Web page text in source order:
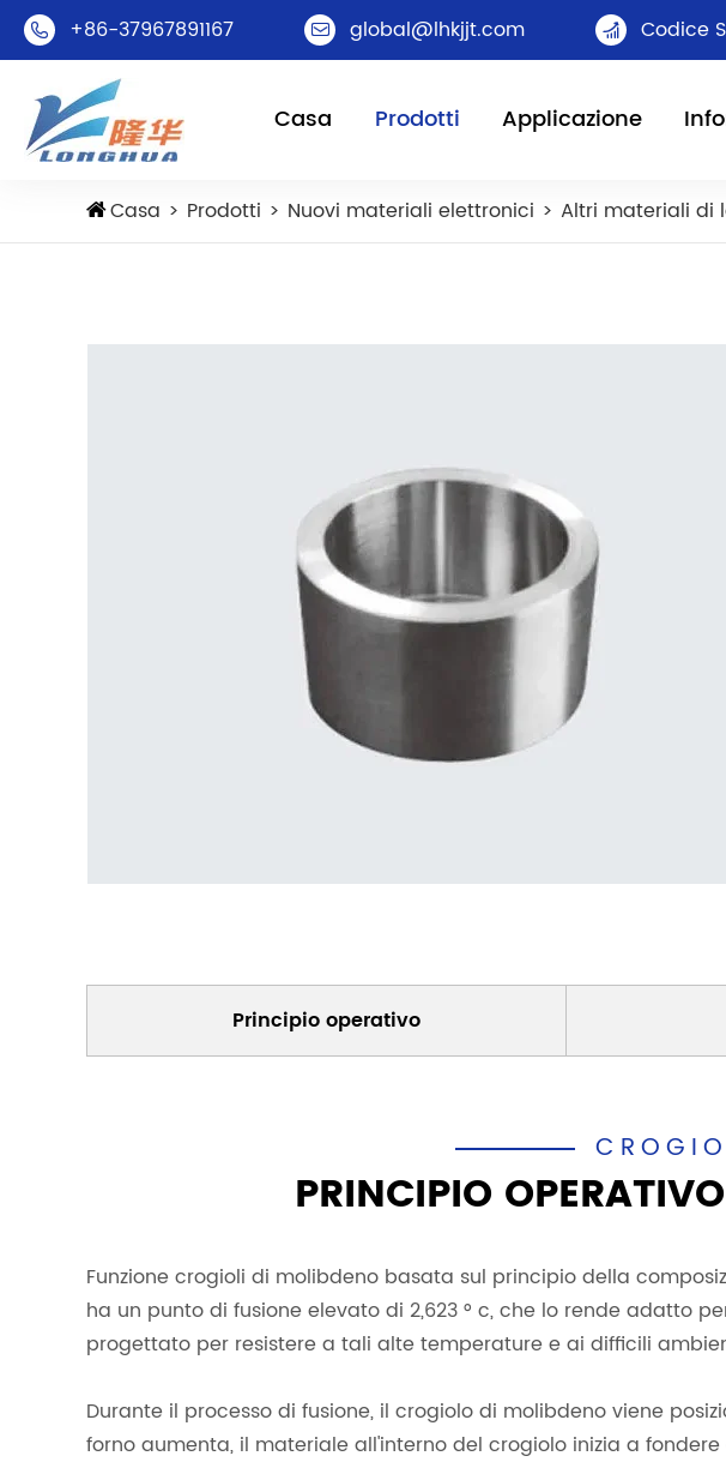
 +86-37967891167  global@lhkjjt.com  Codice
Casa Prodotti Applicazione
Casa Prodotti Nuovi materiali elettronici Altri materiali di
Principio operativo
PRINCIPIO
Funzione crogioli di molibdeno basata sul principio della
ha un punto di fusione elevato di 2,623 ° c, che lo rende adatto
progettato per resistere a tali alte temperature e ai difficili
Durante il processo di fusione, il crogiolo di molibdeno viene
forno aumenta, il materiale all'interno del crogiolo inizia a